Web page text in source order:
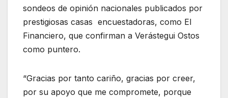
sondeos de opinión nacionales publicados por
prestigiosas casas encuestadoras, como El
Financiero, que confirman a Verástegui Ostos
como puntero.
“Gracias por tanto cariño, gracias por creer,
por su apoyo que me compromete, porque